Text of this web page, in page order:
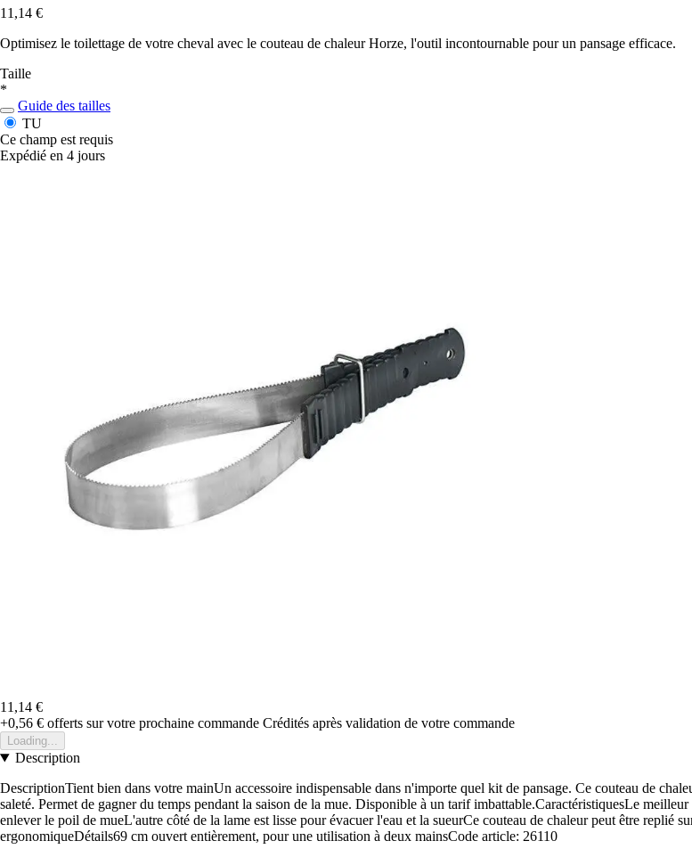
11,14 €
Optimisez le toilettage de votre cheval avec le couteau de chaleur Horze, l'outil incontournable pour un pansage efficace.
Taille
*
Guide des tailles
TU
Ce champ est requis
Expédié en 4 jours
11,14 €
+0,56 € offerts sur votre prochaine commande Crédités après validation de votre commande
Loading...
Description
DescriptionTient bien dans votre mainUn accessoire indispensable dans n'importe quel kit de pansage. Ce couteau de
saleté. Permet de gagner du temps pendant la saison de la mue. Disponible à un tarif imbattable.CaractéristiquesLe
enlever le poil de mueL'autre côté de la lame est lisse pour évacuer l'eau et la sueurCe couteau de chaleur peut être replié
ergonomiqueDétails69 cm ouvert entièrement, pour une utilisation à deux mainsCode article: 26110